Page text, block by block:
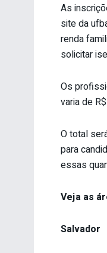
As
site da
renda
solicitar
Os
varia de
O total
para
essas
Veja as
Salvador